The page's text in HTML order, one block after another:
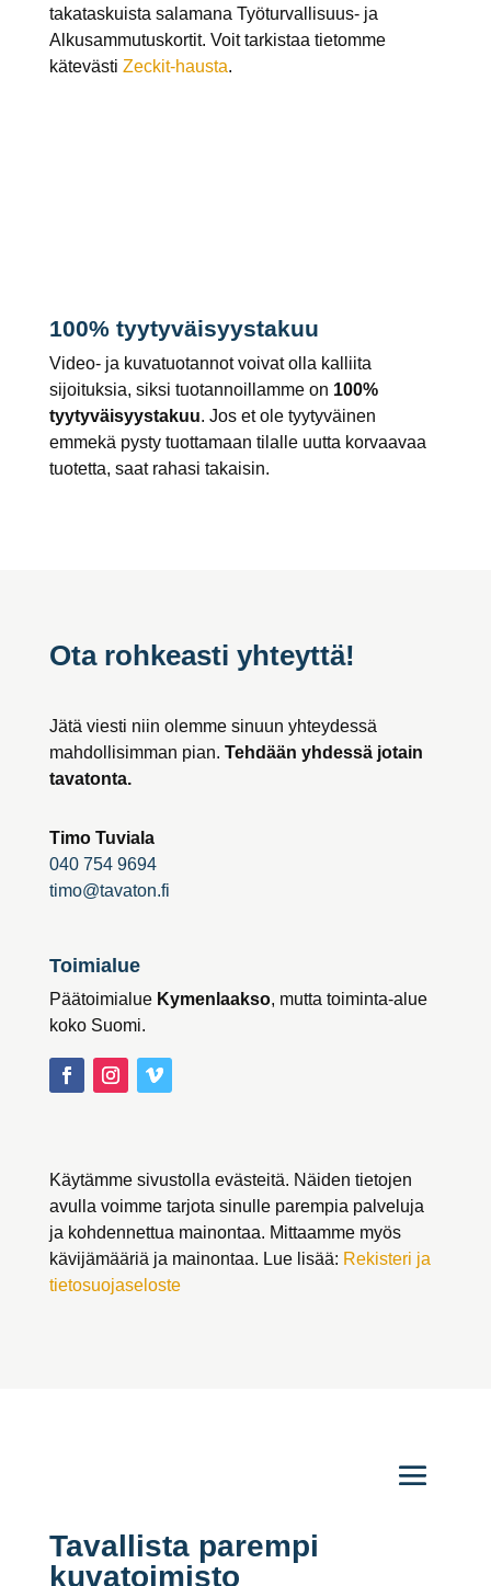
takataskuista salamana Työturvallisuus- ja
Alkusammutuskortit. Voit tarkistaa tietomme
kätevästi Zeckit-hausta.
100% tyytyväisyystakuu
Video- ja kuvatuotannot voivat olla kalliita
sijoituksia, siksi tuotannoillamme on 100%
tyytyväisyystakuu. Jos et ole tyytyväinen
emmekä pysty tuottamaan tilalle uutta korvaavaa
tuotetta, saat rahasi takaisin.
Ota rohkeasti yhteyttä!
Jätä viesti niin olemme sinuun yhteydessä
mahdollisimman pian. Tehdään yhdessä jotain
tavatonta.
Timo Tuviala
040 754 9694
timo@tavaton.fi
Toimialue
Päätoimialue Kymenlaakso, mutta toiminta-alue
koko Suomi.
Käytämme sivustolla evästeitä. Näiden tietojen
avulla voimme tarjota sinulle parempia palveluja
ja kohdennettua mainontaa. Mittaamme myös
kävijämääriä ja mainontaa. Lue lisää: Rekisteri ja
tietosuojaseloste
Tavallista parempi
kuvatoimisto